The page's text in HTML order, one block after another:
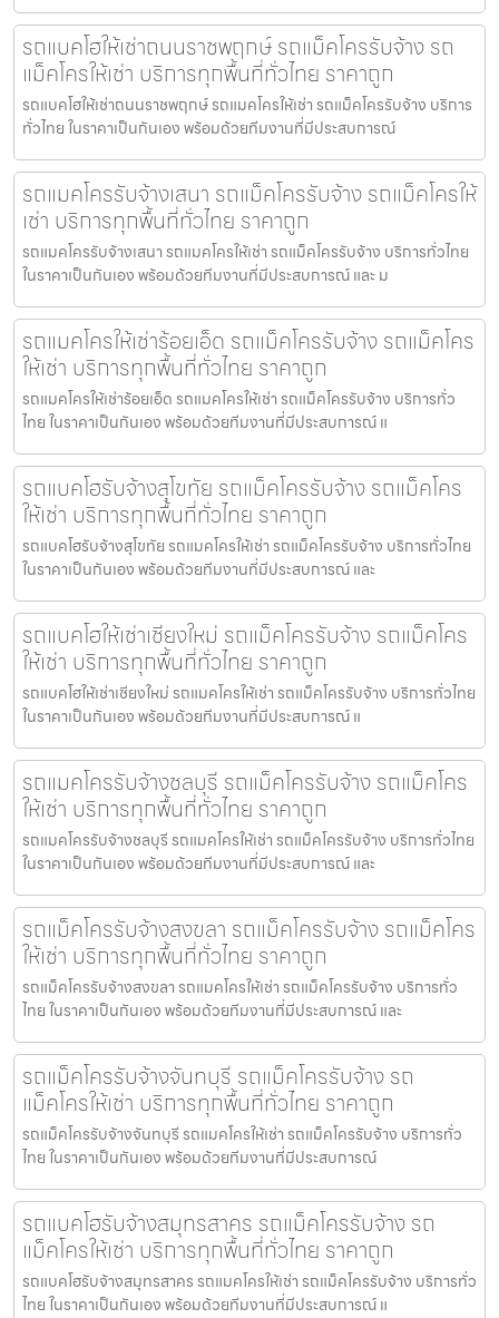
รถแบคโฮให้เช่าถนนราชพฤกษ์ รถแม็คโครรับจ้าง รถ
แม็คโครให้เช่า บริการทุกพื้นที่ทั่วไทย ราคาถูก
รถแบคโฮให้เช่าถนนราชพฤกษ์ รถแมคโครให้เช่า รถแม็คโครรับจ้าง บริการ
ทั่วไทย ในราคาเป็นกันเอง พร้อมด้วยทีมงานที่มีประสบการณ์
รถแมคโครรับจ้างเสนา รถแม็คโครรับจ้าง รถแม็คโครให้
เช่า บริการทุกพื้นที่ทั่วไทย ราคาถูก
รถแมคโครรับจ้างเสนา รถแมคโครให้เช่า รถแม็คโครรับจ้าง บริการทั่วไทย
ในราคาเป็นกันเอง พร้อมด้วยทีมงานที่มีประสบการณ์ และ ม
รถแมคโครให้เช่าร้อยเอ็ด รถแม็คโครรับจ้าง รถแม็คโคร
ให้เช่า บริการทุกพื้นที่ทั่วไทย ราคาถูก
รถแมคโครให้เช่าร้อยเอ็ด รถแมคโครให้เช่า รถแม็คโครรับจ้าง บริการทั่ว
ไทย ในราคาเป็นกันเอง พร้อมด้วยทีมงานที่มีประสบการณ์ แ
รถแบคโฮรับจ้างสุโขทัย รถแม็คโครรับจ้าง รถแม็คโคร
ให้เช่า บริการทุกพื้นที่ทั่วไทย ราคาถูก
รถแบคโฮรับจ้างสุโขทัย รถแมคโครให้เช่า รถแม็คโครรับจ้าง บริการทั่วไทย
ในราคาเป็นกันเอง พร้อมด้วยทีมงานที่มีประสบการณ์ และ
รถแบคโฮให้เช่าเชียงใหม่ รถแม็คโครรับจ้าง รถแม็คโคร
ให้เช่า บริการทุกพื้นที่ทั่วไทย ราคาถูก
รถแบคโฮให้เช่าเชียงใหม่ รถแมคโครให้เช่า รถแม็คโครรับจ้าง บริการทั่วไทย
ในราคาเป็นกันเอง พร้อมด้วยทีมงานที่มีประสบการณ์ แ
รถแมคโครรับจ้างชลบุรี รถแม็คโครรับจ้าง รถแม็คโคร
ให้เช่า บริการทุกพื้นที่ทั่วไทย ราคาถูก
รถแมคโครรับจ้างชลบุรี รถแมคโครให้เช่า รถแม็คโครรับจ้าง บริการทั่วไทย
ในราคาเป็นกันเอง พร้อมด้วยทีมงานที่มีประสบการณ์ และ
รถแม็คโครรับจ้างสงขลา รถแม็คโครรับจ้าง รถแม็คโคร
ให้เช่า บริการทุกพื้นที่ทั่วไทย ราคาถูก
รถแม็คโครรับจ้างสงขลา รถแมคโครให้เช่า รถแม็คโครรับจ้าง บริการทั่ว
ไทย ในราคาเป็นกันเอง พร้อมด้วยทีมงานที่มีประสบการณ์ และ
รถแม็คโครรับจ้างจันทบุรี รถแม็คโครรับจ้าง รถ
แม็คโครให้เช่า บริการทุกพื้นที่ทั่วไทย ราคาถูก
รถแม็คโครรับจ้างจันทบุรี รถแมคโครให้เช่า รถแม็คโครรับจ้าง บริการทั่ว
ไทย ในราคาเป็นกันเอง พร้อมด้วยทีมงานที่มีประสบการณ์
รถแบคโฮรับจ้างสมุทรสาคร รถแม็คโครรับจ้าง รถ
แม็คโครให้เช่า บริการทุกพื้นที่ทั่วไทย ราคาถูก
รถแบคโฮรับจ้างสมุทรสาคร รถแมคโครให้เช่า รถแม็คโครรับจ้าง บริการทั่ว
ไทย ในราคาเป็นกันเอง พร้อมด้วยทีมงานที่มีประสบการณ์ แ